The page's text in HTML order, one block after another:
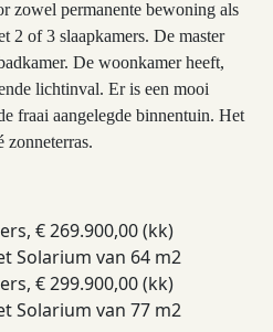
zowel permanente bewoning als
2 of 3 slaapkamers. De master
De woonkamer heeft,
lichtinval. Er is een mooi
fraai aangelegde binnentuin. Het
zonneterras.
€ 269.900,00 (kk)
Solarium van 64 m2
€ 299.900,00 (kk)
Solarium van 77 m2